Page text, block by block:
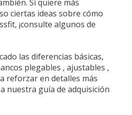
Si quiere más
ciertas ideas sobre cómo
¡consulte algunos de
las diferencias básicas,
plegables , ajustables ,
reforzar en detalles más
nuestra guía de adquisición